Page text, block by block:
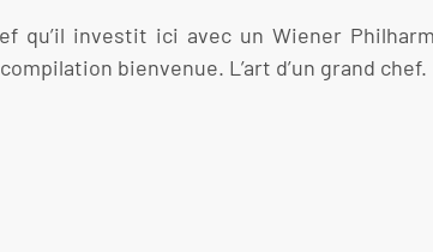
qu’il investit ici avec un Wiener
bienvenue. L’art d’un grand chef.